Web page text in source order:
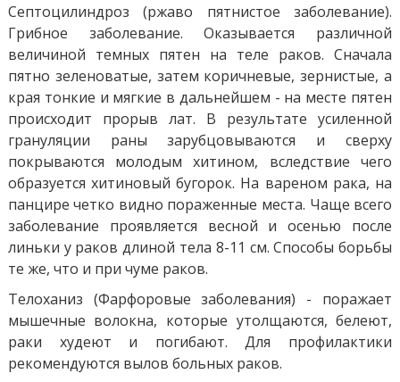
Септоцилиндроз (ржаво пятнистое заболевание).
Грибное заболевание. Оказывается различной
величиной темных пятен на теле раков. Сначала
пятно зеленоватые, затем коричневые, зернистые, а
края тонкие и мягкие в дальнейшем - на месте пятен
происходит прорыв лат. В результате усиленной
грануляции раны зарубцовываются и сверху
покрываются молодым хитином, вследствие чего
образуется хитиновый бугорок. На вареном рака, на
панцире четко видно пораженные места. Чаще всего
заболевание проявляется весной и осенью после
линьки у раков длиной тела 8-11 см. Способы борьбы
те же, что и при чуме раков.
Телоханиз (Фарфоровые заболевания) - поражает
мышечные волокна, которые утолщаются, белеют,
раки худеют и погибают. Для профилактики
рекомендуются вылов больных раков.